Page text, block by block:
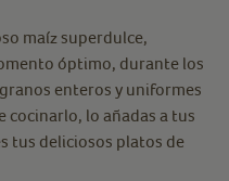
maíz superdulce,
óptimo, durante los
enteros y uniformes
cocinarlo, lo añadas a tus
tus deliciosos platos de